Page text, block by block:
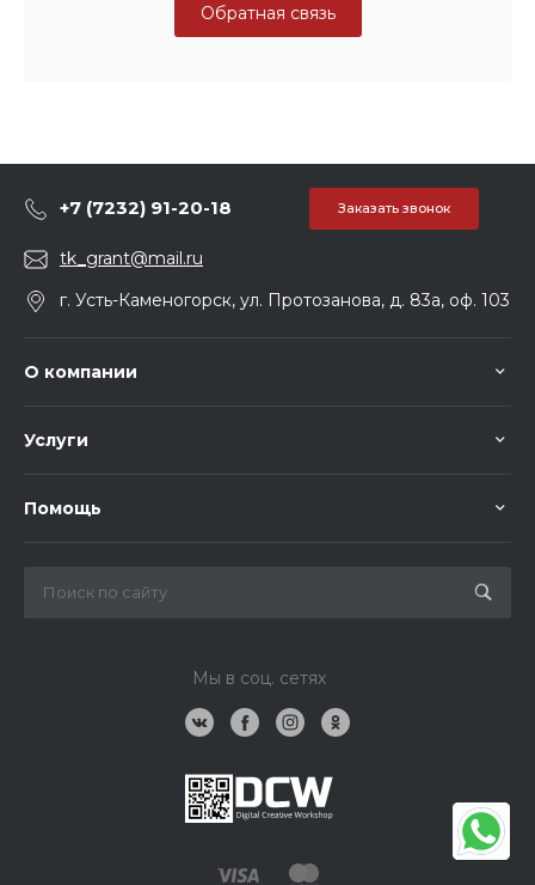
Обратная связь
+7 (7232) 91-20-18 Заказать звонок
tk_grant@mail.ru
г. Усть-Каменогорск, ул. Протозанова, д. 83а, оф. 103
О компании
Услуги
Помощь
Мы в соц. сетях